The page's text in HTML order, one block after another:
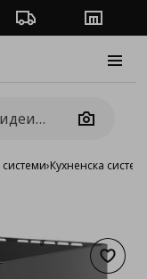
Проследяване на
Camera
›Кухненска